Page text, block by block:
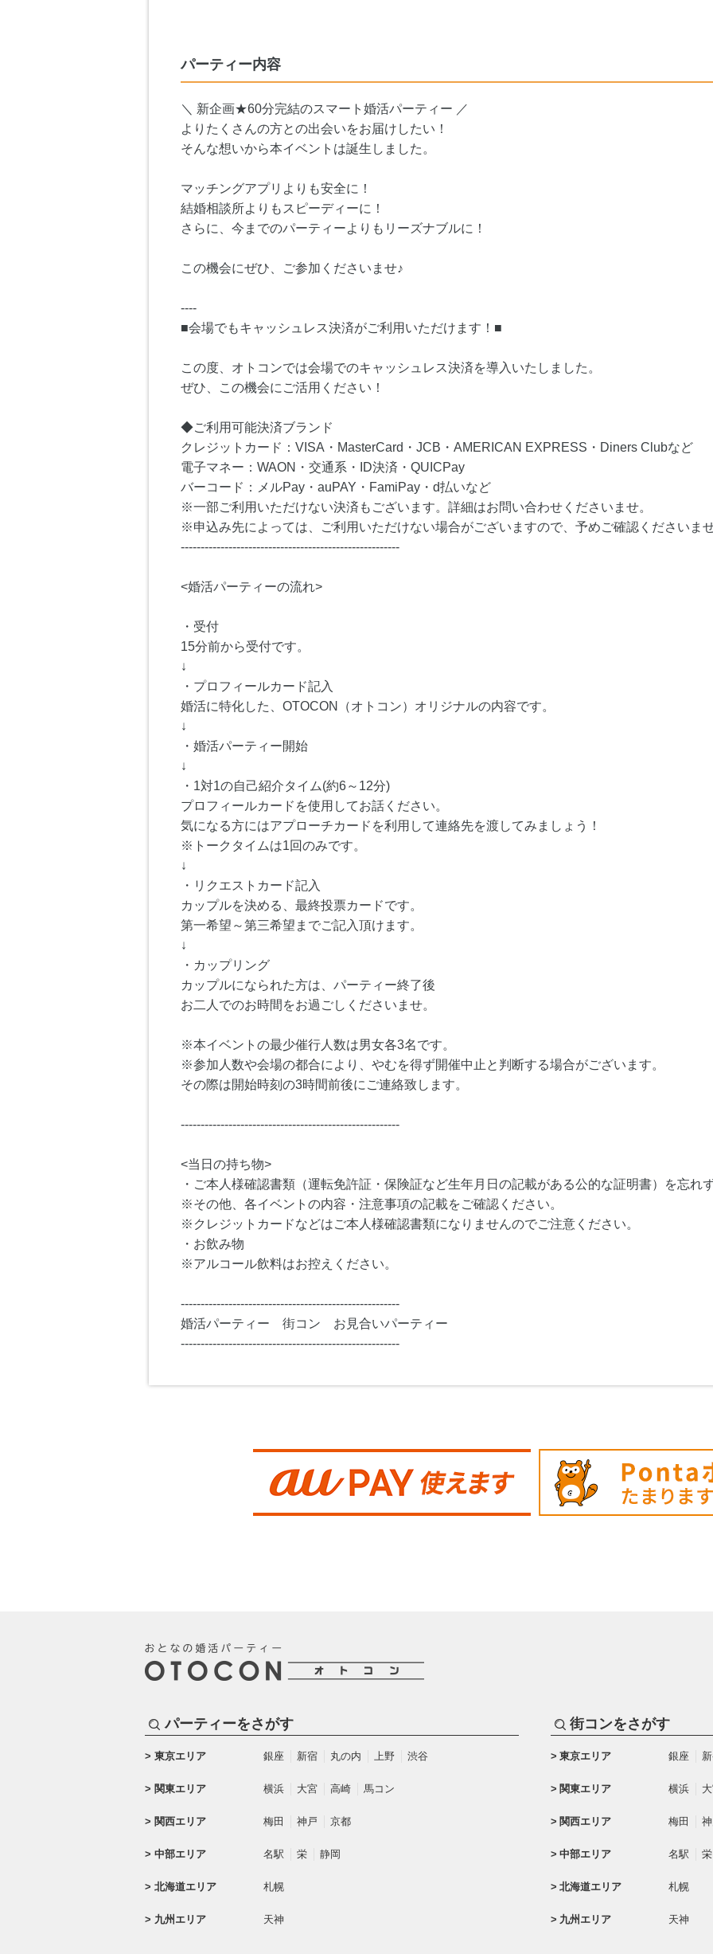
パーティー内容
＼ 新企画★60分完結のスマート婚活パーティー ／
よりたくさんの方との出会いをお届けしたい！
そんな想いから本イベントは誕生しました。
マッチングアプリよりも安全に！
結婚相談所よりもスピーディーに！
さらに、今までのパーティーよりもリーズナブルに！
この機会にぜひ、ご参加くださいませ♪
----
■会場でもキャッシュレス決済がご利用いただけます！■
この度、オトコンでは会場でのキャッシュレス決済を導入いたしました。
ぜひ、この機会にご活用ください！
◆ご利用可能決済ブランド
クレジットカード：VISA・MasterCard・JCB・AMERICAN EXPRESS・Diners Clubなど
電子マネー：WAON・交通系・ID決済・QUICPay
バーコード：メルPay・auPAY・FamiPay・d払いなど
※一部ご利用いただけない決済もございます。詳細はお問い合わせくださいませ。
※申込み先によっては、ご利用いただけない場合がございますので、予めご確認くださいま
-------------------------------------------------------
<婚活パーティーの流れ>
・受付
15分前から受付です。
↓
・プロフィールカード記入
婚活に特化した、OTOCON（オトコン）オリジナルの内容です。
↓
・婚活パーティー開始
↓
・1対1の自己紹介タイム(約6～12分)
プロフィールカードを使用してお話ください。
気になる方にはアプローチカードを利用して連絡先を渡してみましょう！
※トークタイムは1回のみです。
↓
・リクエストカード記入
カップルを決める、最終投票カードです。
第一希望～第三希望までご記入頂けます。
↓
・カップリング
カップルになられた方は、パーティー終了後
お二人でのお時間をお過ごしくださいませ。
※本イベントの最少催行人数は男女各3名です。
※参加人数や会場の都合により、やむを得ず開催中止と判断する場合がございます。
その際は開始時刻の3時間前後にご連絡致します。
-------------------------------------------------------
<当日の持ち物>
・ご本人様確認書類（運転免許証・保険証など生年月日の記載がある公的な証明書）を忘れ
※その他、各イベントの内容・注意事項の記載をご確認ください。
※クレジットカードなどはご本人様確認書類になりませんのでご注意ください。
・お飲み物
※アルコール飲料はお控えください。
-------------------------------------------------------
婚活パーティー 街コン お見合いパーティー
-------------------------------------------------------
パーティーをさがす
東京エリア 銀座 新宿 丸の内 上野 渋谷
関東エリア 横浜 大宮 高崎 馬コン
関西エリア 梅田 神戸 京都
中部エリア 名駅 栄 静岡
北海道エリア 札幌
九州エリア 天神
街コンをさがす
東京エリア 銀座
関東エリア 横浜
関西エリア 梅田
中部エリア 名駅 栄
北海道エリア 札幌
九州エリア 天神